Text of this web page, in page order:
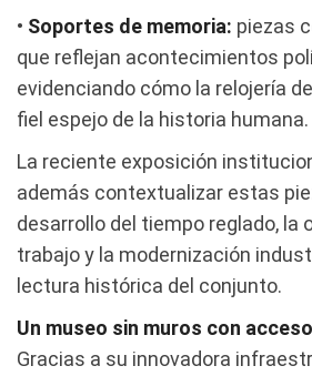
• Soportes de memoria: piezas
que reflejan acontecimientos
evidenciando cómo la relojería
fiel espejo de la historia humana.
La reciente exposición
además contextualizar estas
desarrollo del tiempo reglado, la
trabajo y la modernización
lectura histórica del conjunto.
Un museo sin muros con
Gracias a su innovadora